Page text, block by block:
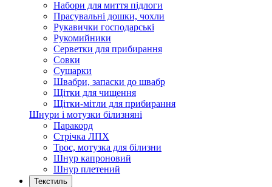
Набори для миття підлоги
Прасувальні дошки, чохли
Рукавички господарські
Рукомийники
Серветки для прибирання
Совки
Сушарки
Швабри, запаски до швабр
Щітки для чищення
Щітки-мітли для прибирання
Шнури і мотузки білизняні
Паракорд
Стрічка ЛПХ
Трос, мотузка для білизни
Шнур капроновий
Шнур плетений
Текстиль